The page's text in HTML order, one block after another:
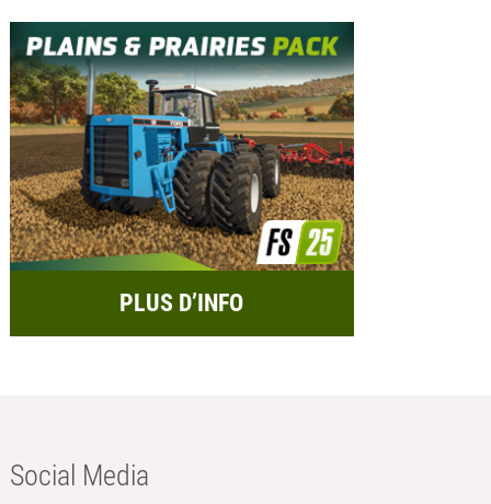
PLUS D’INFO
Social Media